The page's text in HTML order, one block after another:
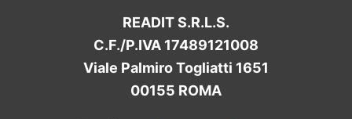
READIT S.R.L.S.
C.F./P.IVA 17489121008
Viale Palmiro Togliatti 1651
00155 ROMA